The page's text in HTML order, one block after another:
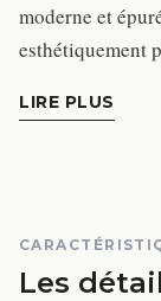
moderne et
esthétiquement
LIRE PLUS
Les